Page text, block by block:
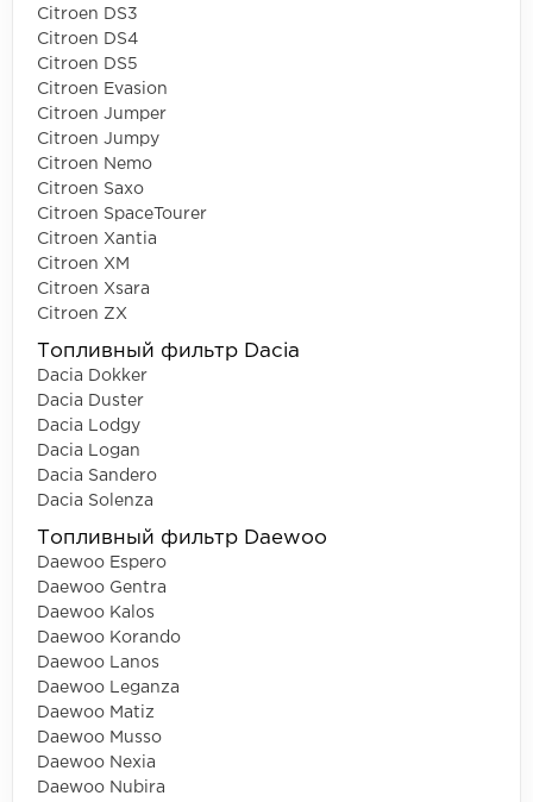
Citroen DS3
Citroen DS4
Citroen DS5
Citroen Evasion
Citroen Jumper
Citroen Jumpy
Citroen Nemo
Citroen Saxo
Citroen SpaceTourer
Citroen Xantia
Citroen XM
Citroen Xsara
Citroen ZX
Топливный фильтр Dacia
Dacia Dokker
Dacia Duster
Dacia Lodgy
Dacia Logan
Dacia Sandero
Dacia Solenza
Топливный фильтр Daewoo
Daewoo Espero
Daewoo Gentra
Daewoo Kalos
Daewoo Korando
Daewoo Lanos
Daewoo Leganza
Daewoo Matiz
Daewoo Musso
Daewoo Nexia
Daewoo Nubira